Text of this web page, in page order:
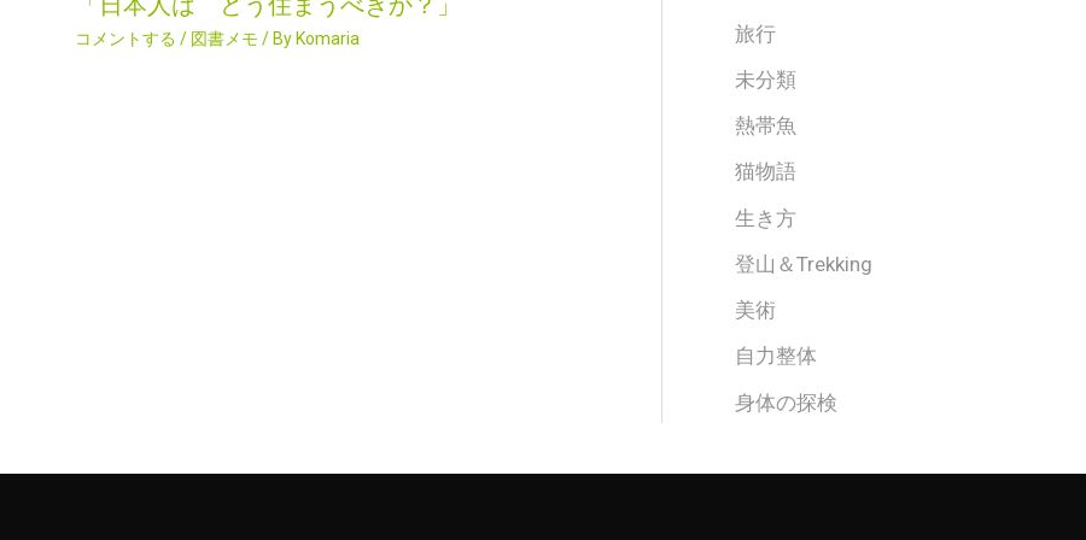
コメントする / 図書メモ / By Komaria
旅行
未分類
熱帯魚
猫物語
生き方
登山＆Trekking
美術
自力整体
身体の探検